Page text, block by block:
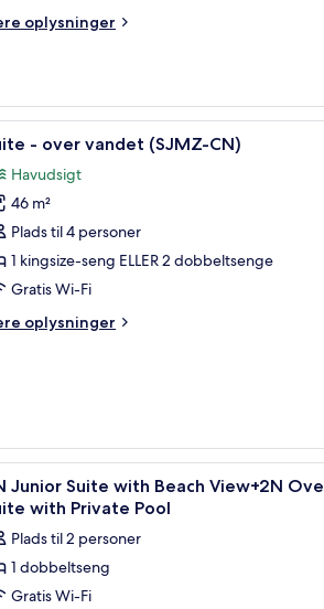
oplysninger
i loftet, havudsigt, en balkon med bord
Et poolområde
5 - over vandet (SJMZ-CN)
Havudsigt
46 m²
Plads til 4 personer
1 kingsize-seng ELLER 2 dobbeltsenge
Gratis Wi-Fi
oplysninger
og en stol. Der er havudsigt fra vinduet.
1 soveværelse,
4 Junior Suite with Beach View+2N
with Private Pool
Plads til 2 personer
1 dobbeltseng
Gratis Wi-Fi